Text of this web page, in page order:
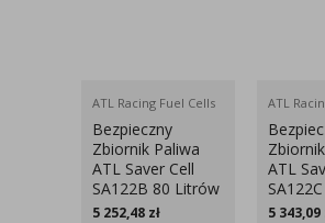
ATL Racing Fuel Cells
Bezpieczny
Zbiornik Paliwa
ATL Saver Cell
SA122B 80 Litrów
5 252,48 zł
ATL
ATL
5 343,09